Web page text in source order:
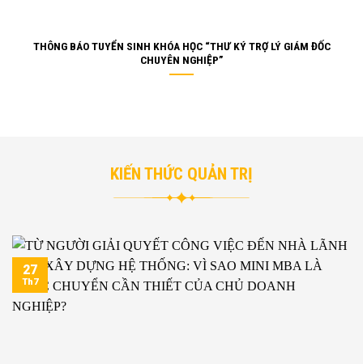
THÔNG BÁO TUYỂN SINH KHÓA HỌC “THƯ KÝ TRỢ LÝ GIÁM ĐỐC
CHUYÊN NGHIỆP”
KIẾN THỨC QUẢN TRỊ
27
Th7